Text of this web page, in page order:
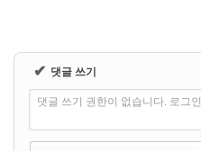
✔ 댓글 쓰기
댓글 쓰기 권한이 없습니다. 로그